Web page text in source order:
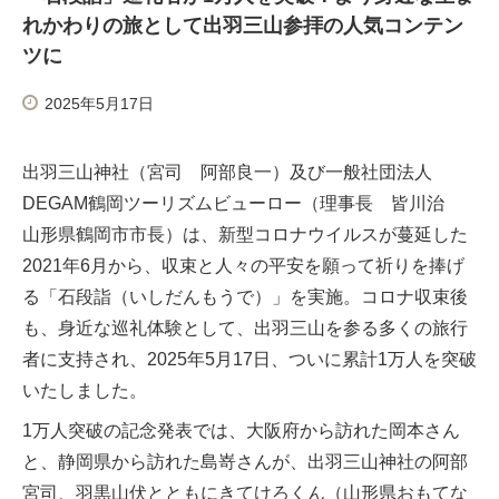
れかわりの旅として出羽三山参拝の人気コンテン
ツに
2025年5月17日
出羽三山神社（宮司 阿部良一）及び一般社団法人
DEGAM鶴岡ツーリズムビューロー（理事長 皆川治
山形県鶴岡市市長）は、新型コロナウイルスが蔓延した
2021年6月から、収束と人々の平安を願って祈りを捧げ
る「石段詣（いしだんもうで）」を実施。コロナ収束後
も、身近な巡礼体験として、出羽三山を参る多くの旅行
者に支持され、2025年5月17日、ついに累計1万人を突破
いたしました。
1万人突破の記念発表では、大阪府から訪れた岡本さん
と、静岡県から訪れた島嵜さんが、出羽三山神社の阿部
宮司、羽黒山伏とともにきてけろくん（山形県おもてな